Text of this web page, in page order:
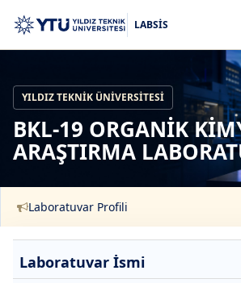
LABSİS
YILDIZ TEKNIK ÜNIVERSITESI
BKL-19 ORGANİK
ARAŞTIRMA
Laboratuvar Profili
Laboratuvar İsmi